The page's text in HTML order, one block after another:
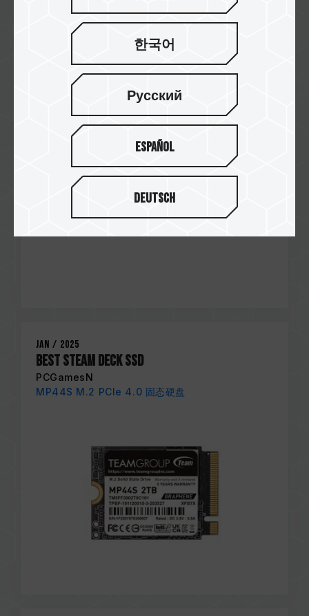
Diamond Award
Jan / 2025
Best Steam Deck SSD
PCGamesN
MP44S M.2 PCIe 4.0 固态硬盘
한국어
Русский
Español
Deutsch